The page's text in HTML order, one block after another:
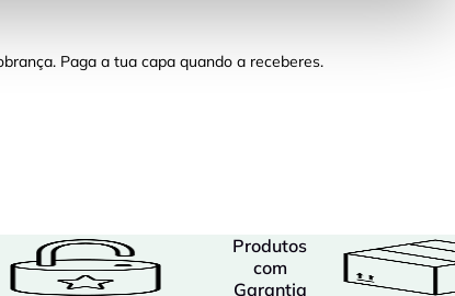
Paga a tua capa quando a receberes.
Produtos
com
Garantia